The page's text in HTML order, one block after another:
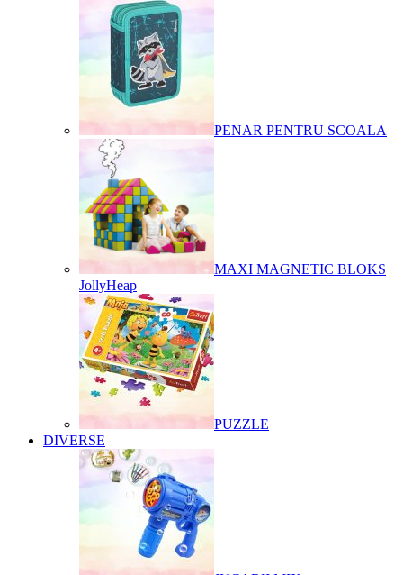
PENAR PENTRU SCOALA
MAXI MAGNETIC BLOKS
JollyHeap
PUZZLE
DIVERSE